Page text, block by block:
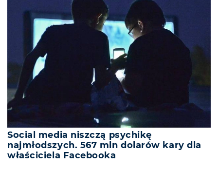
Social media niszczą psychikę
najmłodszych. 567 mln dolarów kary dla
właściciela Facebooka